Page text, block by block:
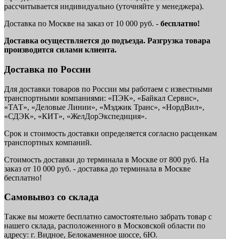
рассчитывается индивидуально (уточняйте у менеджера).
Доставка по Москве на заказ от 10 000 руб. - бесплатно!
Доставка осуществляется до подъезда. Разгрузка товара
производится силами клиента.
Доставка по России
Для доставки товаров по России мы работаем с известными
транспортными компаниями: «ПЭК», «Байкал Сервис»,
«ТАТ», «Деловые Линии», «Мэджик Транс», «НордВил»,
«СДЭК», «КИТ», «ЖелДорЭкспедиция».
Срок и стоимость доставки определяется согласно расценкам
транспортных компаний.
Стоимость доставки до терминала в Москве от 800 руб. На
заказ от 10 000 руб. - доставка до терминала в Москве
бесплатно!
Самовывоз со склада
Также вы можете бесплатно самостоятельно забрать товар с
нашего склада, расположенного в Московской области по
адресу: г. Видное, Белокаменное шоссе, 6Ю.